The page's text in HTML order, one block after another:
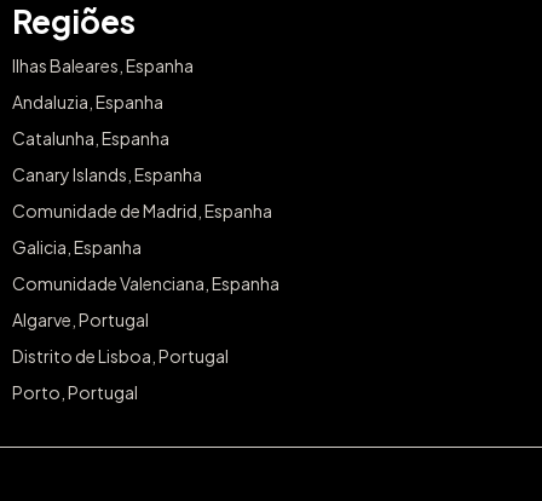
Regiões
Ilhas Baleares, Espanha
Andaluzia, Espanha
Catalunha, Espanha
Canary Islands, Espanha
Comunidade de Madrid, Espanha
Galicia, Espanha
Comunidade Valenciana, Espanha
Algarve, Portugal
Distrito de Lisboa, Portugal
Porto, Portugal